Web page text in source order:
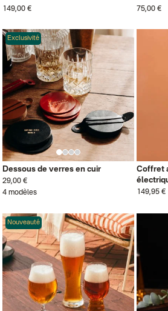
149,00 € 75,00 €
Exclusivité
Dessous de verres en cuir
29,00 €
4 modèles
Coffret
149,95 €
Nouveauté